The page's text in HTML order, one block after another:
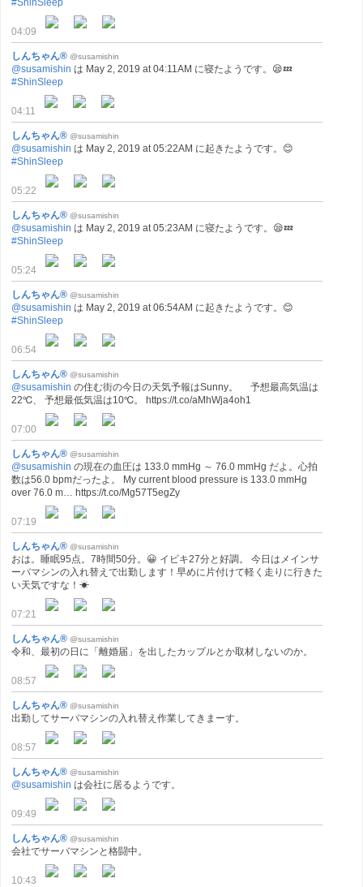
#ShinSleep
04:09
しんちゃん® @susamishin
@susamishin は May 2, 2019 at 04:11AM に寝たようです。😪💤
#ShinSleep
04:11
しんちゃん® @susamishin
@susamishin は May 2, 2019 at 05:22AM に起きたようです。😊
#ShinSleep
05:22
しんちゃん® @susamishin
@susamishin は May 2, 2019 at 05:23AM に寝たようです。😪💤
#ShinSleep
05:24
しんちゃん® @susamishin
@susamishin は May 2, 2019 at 06:54AM に起きたようです。😊
#ShinSleep
06:54
しんちゃん® @susamishin
@susamishin の住む街の今日の天気予報はSunny。 予想最高気温は
22℃、 予想最低気温は10℃。 https://t.co/aMhWja4oh1
07:00
しんちゃん® @susamishin
@susamishin の現在の血圧は 133.0 mmHg ～ 76.0 mmHg だよ。心拍
数は56.0 bpmだったよ。 My current blood pressure is 133.0 mmHg
over 76.0 m… https://t.co/Mg57T5egZy
07:19
しんちゃん® @susamishin
おは。睡眠95点。7時間50分。😀 イビキ27分と好調。 今日はメインサ
ーバマシンの入れ替えで出勤します！早めに片付けて軽く走りに行きた
い天気ですな！☀
07:21
しんちゃん® @susamishin
令和、最初の日に「離婚届」を出したカップルとか取材しないのか。
08:57
しんちゃん® @susamishin
出勤してサーバマシンの入れ替え作業してきまーす。
08:57
しんちゃん® @susamishin
@susamishin は会社に居るようです。
09:49
しんちゃん® @susamishin
会社でサーバマシンと格闘中。
10:43